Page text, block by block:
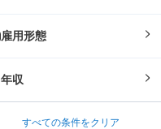
雇用形態
年収
すべての条件をクリア